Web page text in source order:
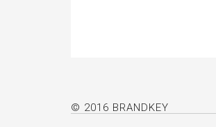
© 2016 BRANDKEY